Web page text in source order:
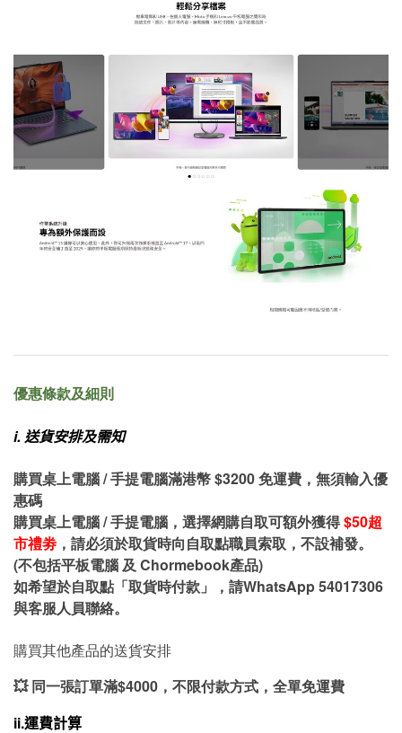
優惠條款及細則
i.送貨安排及需知
購買桌上電腦 / 手提電腦滿港幣 $3200 免運費，無須輸入優
惠碼
購買桌上電腦 / 手提電腦，選擇網購自取可額外獲得$50超
市禮劵 ，請必須於取貨時向自取點職員索取，不設補發。
(不包括平板電腦 及 Chormebook產品)
如希望於自取點「取貨時付款」，請WhatsApp 54017306
與客服人員聯絡。
購買其他產品的送貨安排
💥 同一張訂單滿$4000，不限付款方式，全單免運費
ii.運費計算